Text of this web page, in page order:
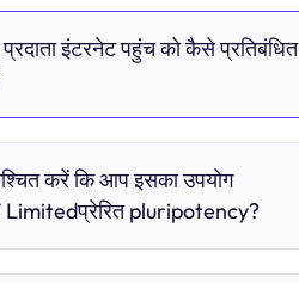
इंटरनेट पहुंच को कैसे प्रतिबंधित
करें कि आप इसका उपयोग
pluripotency?